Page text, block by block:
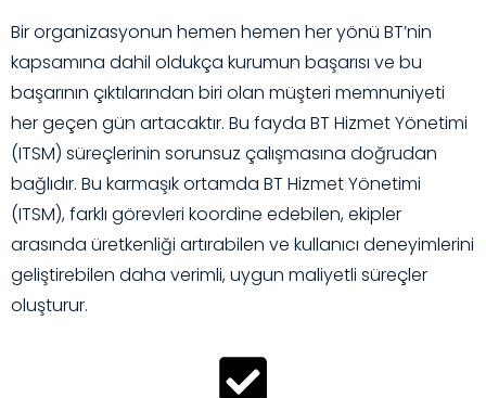
Bir organizasyonun hemen hemen her yönü BT’nin
kapsamına dahil oldukça kurumun başarısı ve bu
başarının çıktılarından biri olan müşteri memnuniyeti
her geçen gün artacaktır. Bu fayda BT Hizmet Yönetimi
(ITSM) süreçlerinin sorunsuz çalışmasına doğrudan
bağlıdır. Bu karmaşık ortamda BT Hizmet Yönetimi
(ITSM), farklı görevleri koordine edebilen, ekipler
arasında üretkenliği artırabilen ve kullanıcı deneyimlerini
geliştirebilen daha verimli, uygun maliyetli süreçler
oluşturur.